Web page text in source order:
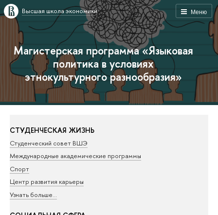
Меню
Высшая школа экономики
Магистерская программа «Языковая
политика в условиях
этнокультурного разнообразия»
СТУДЕНЧЕСКАЯ ЖИЗНЬ
Студенческий совет ВШЭ
Международные академические программы
Спорт
Центр развития карьеры
Узнать больше…